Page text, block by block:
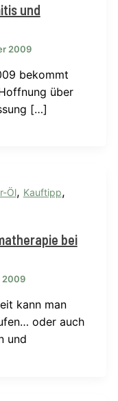
und
2009
bekommt
über
[…]
Öl, Kauftipp,
bei
2009
kann man
oder auch
und